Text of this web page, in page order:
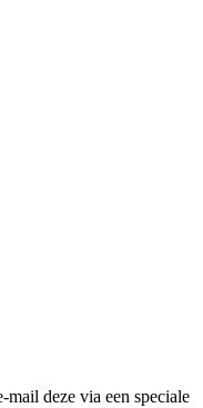
deze via een speciale